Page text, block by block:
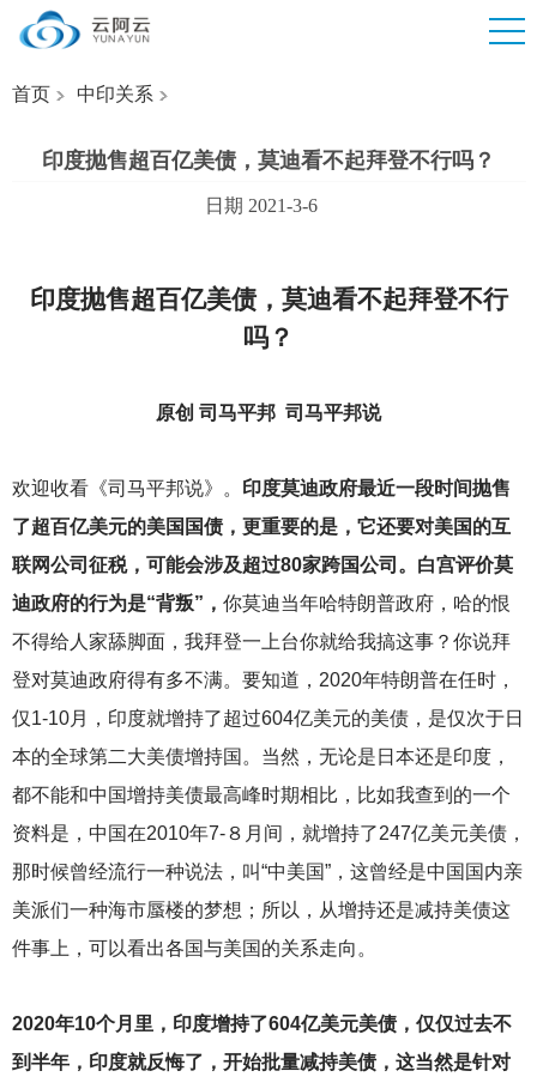
首页 中印关系
印度抛售超百亿美债，莫迪看不起拜登不行吗？
日期 2021-3-6
印度抛售超百亿美债，莫迪看不起拜登不行
吗？
原创 司马平邦 司马平邦说
欢迎收看《司马平邦说》。 印度莫迪政府最近一段时间抛售
了超百亿美元的美国国债，更重要的是，它还要对美国的互
联网公司征税，可能会涉及超过80家跨国公司。白宫评价莫
迪政府的行为是“背叛”， 你莫迪当年哈特朗普政府，哈的恨
不得给人家舔脚面，我拜登一上台你就给我搞这事？你说拜
登对莫迪政府得有多不满。要知道，2020年特朗普在任时，
仅1-10月，印度就增持了超过604亿美元的美债，是仅次于日
本的全球第二大美债增持国。当然，无论是日本还是印度，
都不能和中国增持美债最高峰时期相比，比如我查到的一个
资料是，中国在2010年7-８月间，就增持了247亿美元美债，
那时候曾经流行一种说法，叫“中美国”，这曾经是中国国内亲
美派们一种海市蜃楼的梦想；所以，从增持还是减持美债这
件事上，可以看出各国与美国的关系走向。
2020年10个月里，印度增持了604亿美元美债，仅仅过去不
到半年，印度就反悔了，开始批量减持美债，这当然是针对